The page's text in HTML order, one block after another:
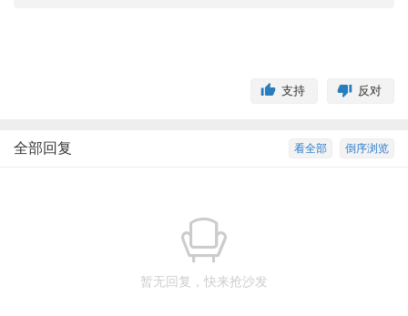
反对
支持
倒序浏览
看全部
全部回复
暂无回复，快来抢沙发